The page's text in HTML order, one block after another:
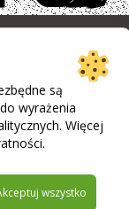
są
wyrażenia
Więcej
.
wszystko
|Pliki Cookies